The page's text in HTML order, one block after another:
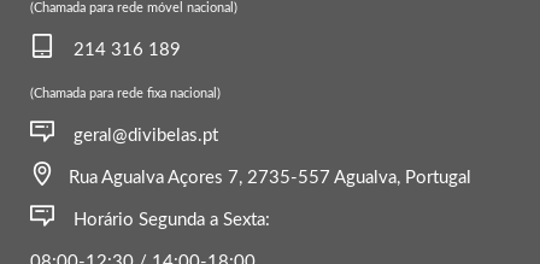
(Chamada para rede móvel nacional)
214 316 189
(Chamada para rede fixa nacional)
geral@divibelas.pt
Rua Agualva Açores 7, 2735-557 Agualva, Portugal
Horário Segunda a Sexta: